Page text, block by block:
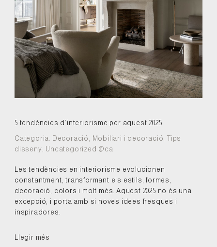
5 tendències d’interiorisme per aquest 2025
Categoria: Decoració Mobiliari i decoració ,Tips
disseny Uncategorized @ca
Les tendències en interiorisme evolucionen
constantment, transformant els estils, formes,
decoració, colors i molt més. Aquest 2025 no és una
excepció, i porta amb si noves idees fresques i
inspiradores.
Llegir més